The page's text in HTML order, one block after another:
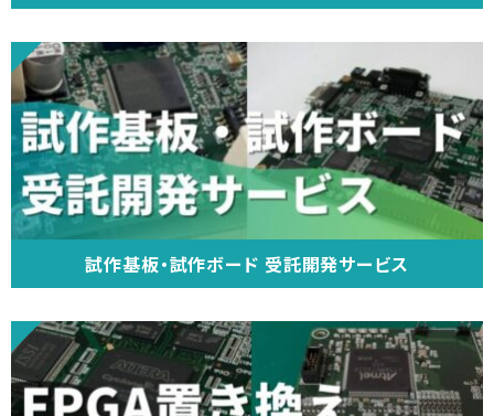
試作基板・試作ボード 受託開発サービス